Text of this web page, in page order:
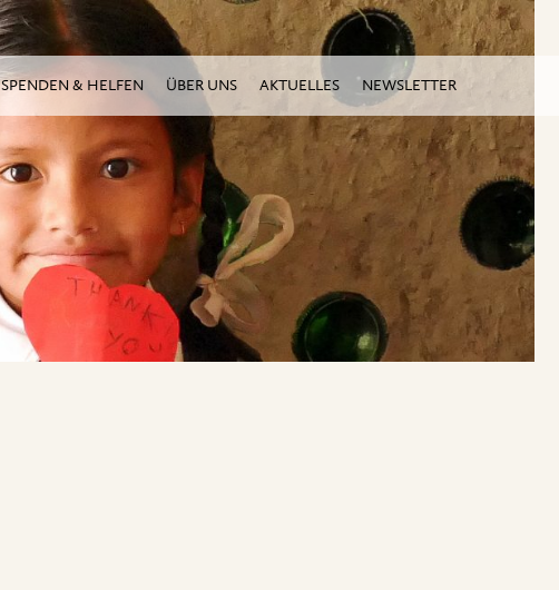
SPENDEN & HELFEN ÜBER UNS AKTUELLES NEWSLETTER